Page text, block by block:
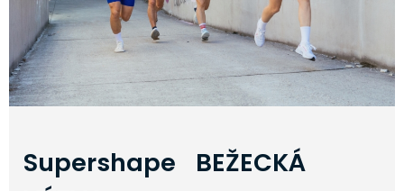
Supershape BEŽECKÁ